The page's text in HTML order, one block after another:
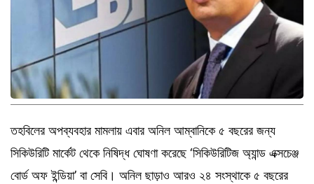
তহবিলেরঅপ‍ব্য‍বহার মামলায় এবার অনিলআম্বানিকে৫ বছরেরজন্য
সিকিউরিটি মার্কেটথেকে নিষিদ্ধঘোষণা করেছে ‘সিকিউরিটিজ অ্যান্ড এক্সচেঞ্জ
বোর্ড অফ ইন্ডিয়া’ বা সেবি। অনিলছাড়াও আরও ২৪ সংস্থাকে৫ বছরের